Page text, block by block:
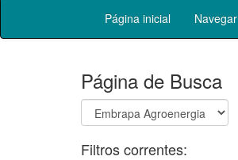
Skip
Página inicial Navegar
Página de Busca
Filtros correntes: